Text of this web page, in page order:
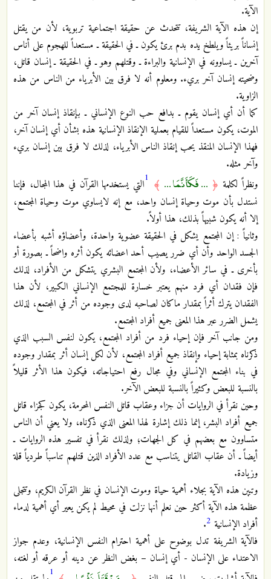
الآية.
إن هذه الآية الشريفة، تتحدث عن حقيقة اجتماعية تربوية، لأن من يقتل
إنساناً بريئاً ويلطخ يده بدم برئ يكون ـ في الحقيقة ـ مستعداً للهجوم على أناس
آخرين ـ يساوونه في الإنسانية والبراءة ـ وقتلهم وهو ـ في الحقيقة ـ إنسان قاتل،
وضحيته إنسان آخر بريء. ومعلوم أنه لا فرق بين الأبرياء من الناس من هذه
الزاوية.
كما أن أي إنسان يقوم ـ بدافع حب النوع الإنساني ـ بإنقاذ إنسان آخر من
الموت، يكون مستعداً للقيام بعملية الإنقاذ الإنسانية هذه بشأن أي إنسان آخر،
فهذا الإنسان المنقذ يحب إنقاذ الناس الأبرياء، لذلك لا فرق بين إنسان بريء
وآخر مثله.
ونظراً لكلمة ﴿ ... فَكَأَنَّمَا ... ﴾ 1التي يستخدمها القرآن في هذا المجال، فإننا
نستدل بأن موت وحياة إنسان واحد، مع إنه لايساوي موت وحياة المجتمع،
إلا أنه يكون شبيهاً بذلك، هذا أولاً.
وثانياً : إن المجتمع يشكل في الحقيقة عضوية واحدة، وأعضاؤه أشبه بأعضاء
الجسد الواحد وأن أي ضرر يصيب أحد اعضائه يكون أثره واضحاً ـ بصورة أو
بأخرى ـ في سائر الأعضاء، ولأن المجتمع البشري يتشكل من الأفراد، لذلك
فإن فقدان أي فرد منهم يعتبر خسارة للمجتمع الإنساني الكبير، لأن هذا
الفقدان يترك أثراً بمقدار ماكان لصاحبه لدى وجوده من أثر في المجتمع، لذلك
يشمل الضرر عبر هذا المعنى جميع أفراد المجتمع.
ومن جانب آخر فإن إحياء فرد من أفراد المجتمع، يكون لنفس السبب الذي
ذكرناه بمثابة إحياء وإنقاذ جميع أفراد المجتمع، لأن لكل إنسان أثر بمقدار وجوده
في بناء المجتمع الإنساني وفي مجال رفع احتياجاته، فيكون هذا الأثر قليلاً
بالنسبة للبعض وكثيراً بالنسبة للبعض الآخر.
وحين نقرأ في الروايات أن جزاء وعقاب قاتل النفس المحرمة، يكون كجزاء قاتل
جميع أفراد البشر، إنما ذلك إشارة لهذا المعنى الذي ذكرناه، ولا يعني أن الناس
متساوون مع بعضهم في كل الجهات؛ ولذلك نقرأ في تفسير هذه الروايات ـ
أيضاً ـ أن عقاب القاتل يتناسب مع عدد الأفراد الذين قتلهم تناسباً طردياً قلة
وزيادة.
وتبين هذه الآية بجلاء أهمية حياة وموت الإنسان في نظر القرآن الكريم، وتتجلى
عظمة هذه الآية أكثر حين نعلم أنها نزلت في محيط لم يكن يعير أي أهمية لدماء
أفراد الإنسانية 2
.
فالآية الشريفة تدل بوضوح على أهمية احترام النفس الإنسانية، وعدم جواز
الاعتداء على الإنسان - أي إنسان – بغض النظر عن دينه أو عرقه أو لغته،
1